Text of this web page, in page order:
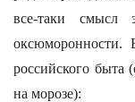
все-таки
оксюморонности.
российского быта
на морозе):